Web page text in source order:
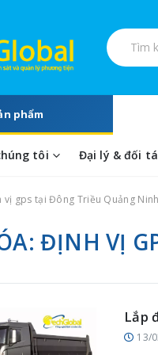
Tìm kiếm
phẩm
tôi Đại lý & đối
vị gps tại Đông Triều Quảng Ninh
ĐỊNH VỊ
Lắp
13/